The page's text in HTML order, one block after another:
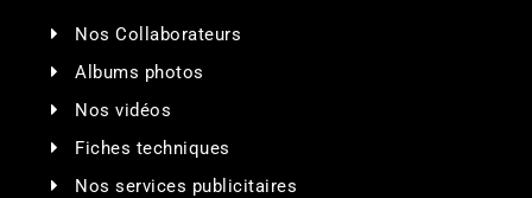
Nos Collaborateurs
Albums photos
Nos vidéos
Fiches techniques
Nos services publicitaires